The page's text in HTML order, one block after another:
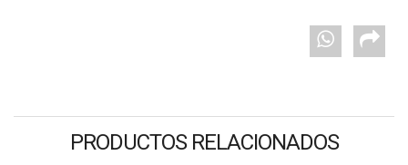
PRODUCTOS RELACIONADOS